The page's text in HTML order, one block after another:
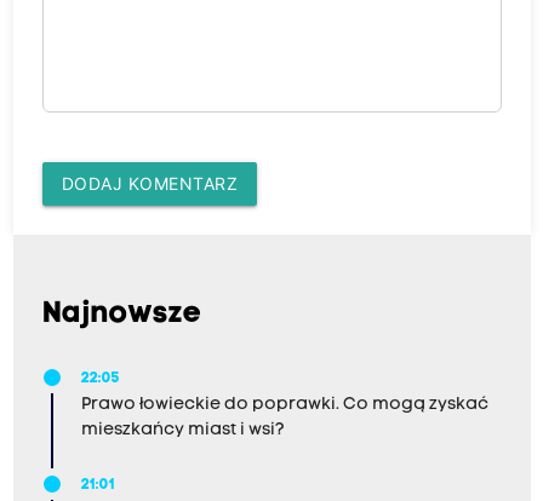
DODAJ KOMENTARZ
Najnowsze
22:05
Prawo łowieckie do poprawki. Co mogą zyskać
mieszkańcy miast i wsi?
21:01